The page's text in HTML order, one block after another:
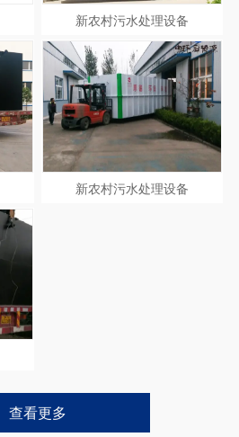
新农村污水处理设备
新农村污水处理设备
查看更多